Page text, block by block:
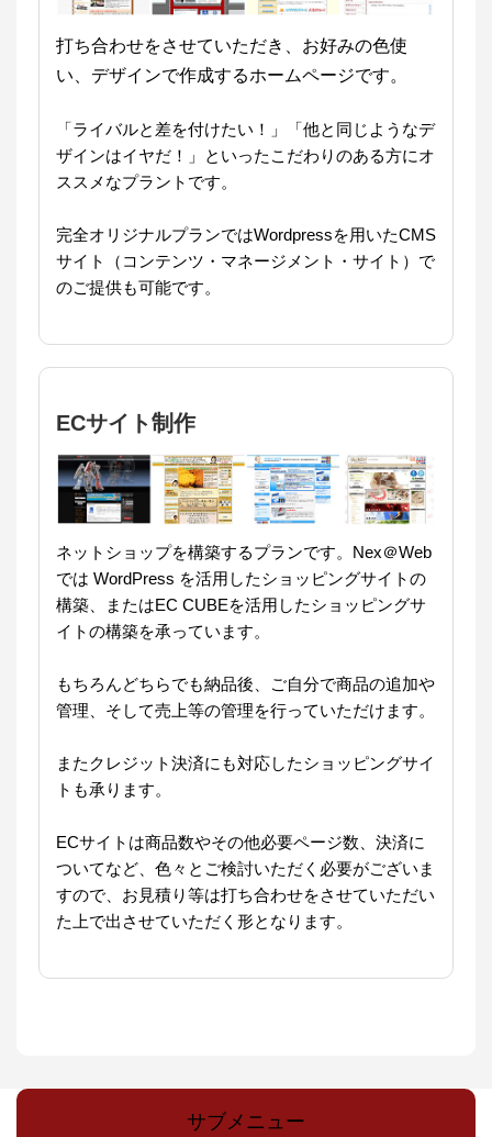
打ち合わせをさせていただき、お好みの色使
い、デザインで作成するホームページです。
「ライバルと差を付けたい！」「他と同じようなデ
ザインはイヤだ！」といったこだわりのある方にオ
ススメなプラントです。
完全オリジナルプランではWordpressを用いたCMS
サイト（コンテンツ・マネージメント・サイト）で
のご提供も可能です。
ECサイト制作
ネットショップを構築するプランです。Nex＠Web
では WordPress を活用したショッピングサイトの
構築、またはEC CUBEを活用したショッピングサ
イトの構築を承っています。
もちろんどちらでも納品後、ご自分で商品の追加や
管理、そして売上等の管理を行っていただけます。
またクレジット決済にも対応したショッピングサイ
トも承ります。
ECサイトは商品数やその他必要ページ数、決済に
ついてなど、色々とご検討いただく必要がございま
すので、お見積り等は打ち合わせをさせていただい
た上で出させていただく形となります。
サブメニュー